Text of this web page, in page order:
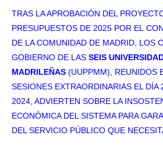
TRAS LA APROBACIÓN DEL
PRESUPUESTOS DE 2025 POR EL
DE LA COMUNIDAD DE MADRID, LOS
GOBIERNO DE LAS SEIS
MADRILEÑAS (UUPPMM), REUNIDOS
SESIONES EXTRAORDINARIAS EL DÍA
2024, ADVIERTEN SOBRE LA
ECONÓMICA DEL SISTEMA PARA
DEL SERVICIO PÚBLICO QUE